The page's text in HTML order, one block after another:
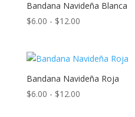
Bandana Navideña Blanca
$6.00 - $12.00Rango
desde
$6.00
Bandana Navideña Roja
$6.00 - $12.00Rango